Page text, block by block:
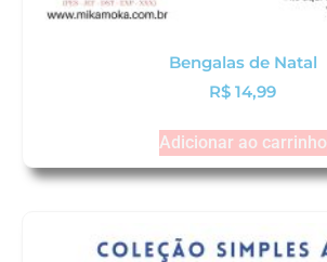
Bengalas de Natal
R$ 14,99
Adicionar ao carrinho